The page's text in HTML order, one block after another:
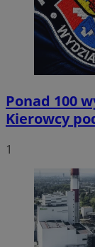
Ponad 100
Kierowcy
1